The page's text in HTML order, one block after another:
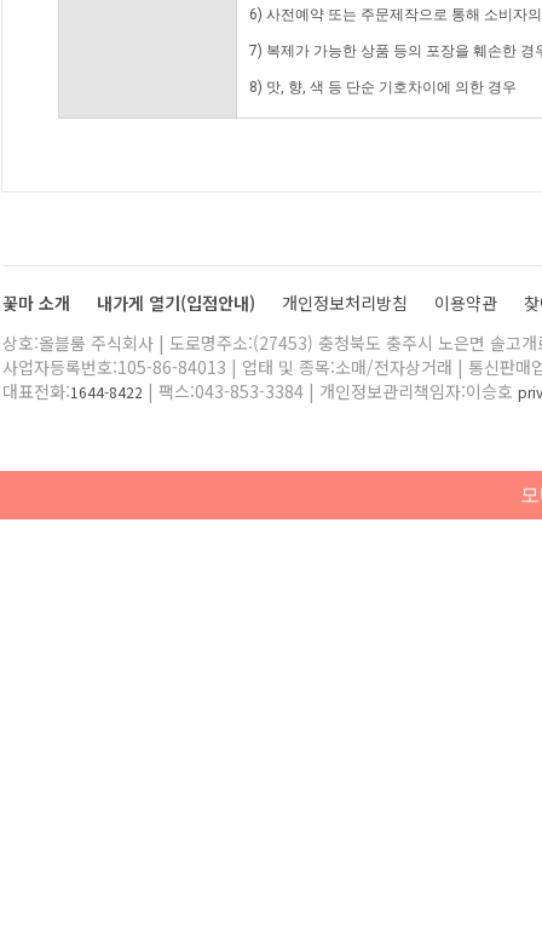
6) 사전예약 또는 주문제작으로 통해 소비자
7) 복제가 가능한 상품 등의 포장을 훼손한 경
8) 맛, 향, 색 등 단순 기호차이에 의한 경우
꽃마 소개 내가게 열기(입점안내) 개인정보처리방침 이용약관
상호:올블룸 주식회사 | 도로명주소:(27453) 충청북도 충주시 노은면 솔고
사업자등록번호:105-86-84013 | 업태 및 종목:소매/전자상거래 | 통신판매
대표전화:1644-8422 | 팩스:043-853-3384 | 개인정보관리책임자:이승호